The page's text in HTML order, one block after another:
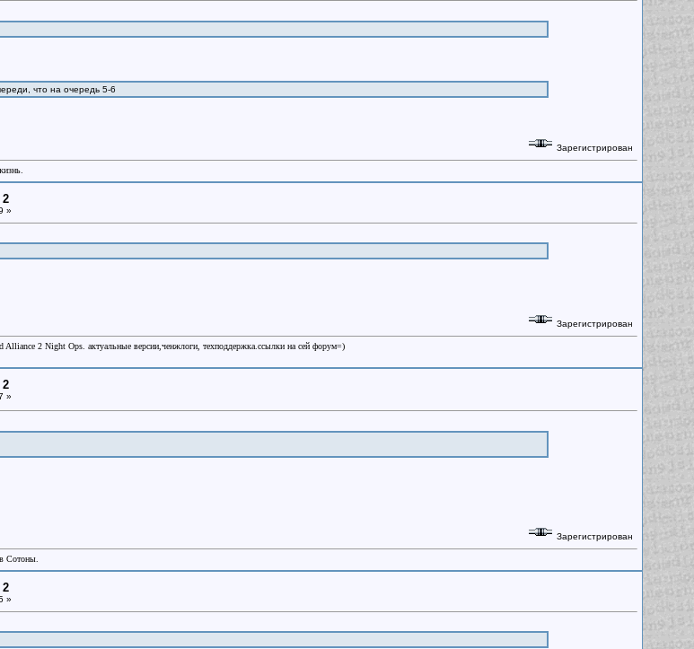
что на очередь 5-6
Зарегистрирован
2
»
Зарегистрирован
Alliance 2 Night Ops. актуальные версии,ченжлоги, техподдержка.ссылки на сей форум=)
2
»
Зарегистрирован
Сотоны.
2
»